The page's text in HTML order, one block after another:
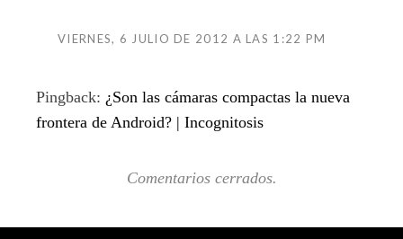
VIERNES, 6 JULIO DE 2012 A LAS 1:22 PM
Pingback: ¿Son las cámaras compactas la nueva
frontera de Android? | Incognitosis
Comentarios cerrados.